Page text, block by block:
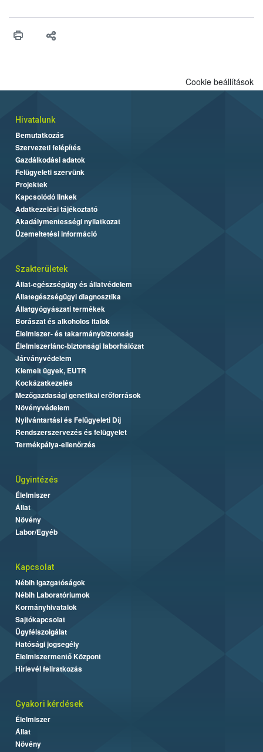
higiéniai szabályok betartása, a megfelelő hőkezelés, valamint a
biztonsági Hivatal (Nébih) Oktatási Programja összegyűjtötte a
Cookie beállítások
Hivatalunk
Bemutatkozás
Szervezeti felépítés
Gazdálkodási adatok
Felügyeleti szervünk
Projektek
Kapcsolódó linkek
Adatkezelési tájékoztató
Akadálymentességi nyilatkozat
Üzemeltetési információ
Szakterületek
Állat-egészségügy és állatvédelem
Állategészségügyi diagnosztika
Állatgyógyászati termékek
Borászat és alkoholos italok
Élelmiszer- és takarmánybiztonság
Élelmiszerlánc-biztonsági laborhálózat
Járványvédelem
Kiemelt ügyek, EUTR
Kockázatkezelés
Mezőgazdasági genetikai erőforrások
Növényvédelem
Nyilvántartási és Felügyeleti Díj
Rendszerszervezés és felügyelet
Termékpálya-ellenőrzés
Ügyintézés
Élelmiszer
Állat
Növény
Labor/Egyéb
Kapcsolat
Nébih Igazgatóságok
Nébih Laboratóriumok
Kormányhivatalok
Sajtókapcsolat
Ügyfélszolgálat
Hatósági jogsegély
Élelmiszermentő Központ
Hírlevél feliratkozás
Gyakori kérdések
Élelmiszer
Állat
Növény